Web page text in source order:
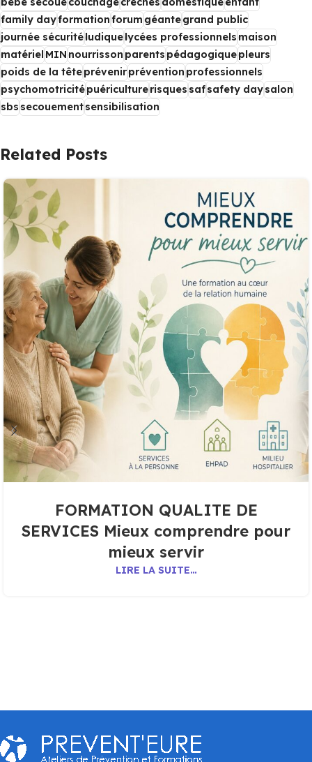
family dayformationforumgéantegrand public
journée sécuritéludiquelycées professionnelsmaison
matérielMINnourrissonparentspédagogiquepleurs
poids de la têteprévenirpréventionprofessionnels
psychomotricitépuériculturerisquessafsafety daysalon
sbssecouementsensibilisation
Related Posts
FORMATION QUALITE DE
SERVICES Mieux comprendre pour
mieux servir
LIRE LA SUITE…